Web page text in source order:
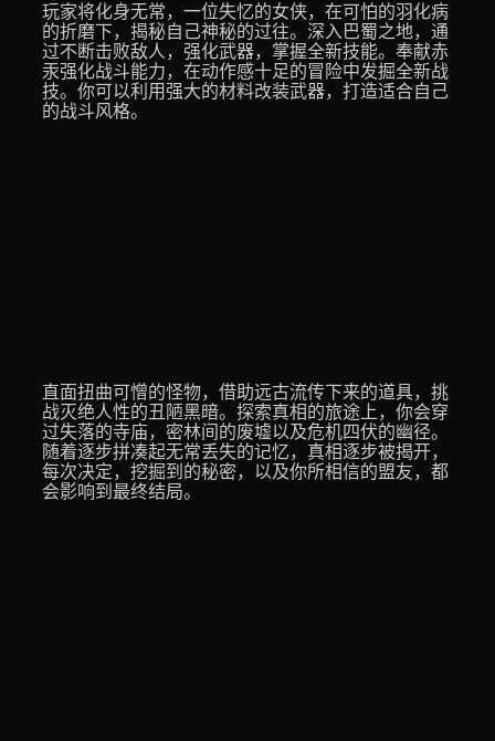
玩家将化身无常，一位失忆的女侠，在可怕的羽化病
的折磨下，揭秘自己神秘的过往。深入巴蜀之地，通
过不断击败敌人，强化武器，掌握全新技能。奉献赤
汞强化战斗能力，在动作感十足的冒险中发掘全新战
技。你可以利用强大的材料改装武器，打造适合自己
的战斗风格。
直面扭曲可憎的怪物，借助远古流传下来的道具，挑
战灭绝人性的丑陋黑暗。探索真相的旅途上，你会穿
过失落的寺庙，密林间的废墟以及危机四伏的幽径。
随着逐步拼凑起无常丢失的记忆，真相逐步被揭开，
每次决定，挖掘到的秘密，以及你所相信的盟友，都
会影响到最终结局。